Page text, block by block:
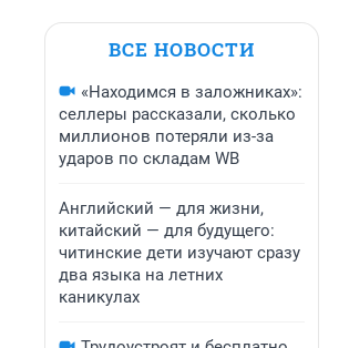
ВСЕ НОВОСТИ
«Находимся в заложниках»:
селлеры рассказали, сколько
миллионов потеряли из-за
ударов по складам WB
Английский — для жизни,
китайский — для будущего:
читинские дети изучают сразу
два языка на летних
каникулах